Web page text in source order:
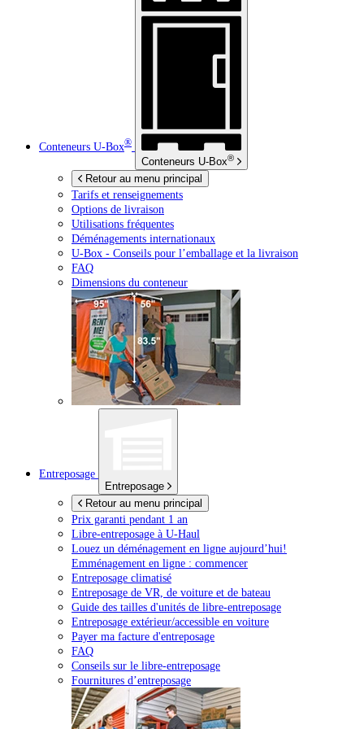
Conteneurs U-Box®
Conteneurs U-Box®
Retour au menu principal
Tarifs et renseignements
Options de livraison
Utilisations fréquentes
Déménagements internationaux
U-Box - Conseils pour l’emballage et la livraison
FAQ
Dimensions du conteneur
Entreposage
Entreposage
Retour au menu principal
Prix garanti pendant 1 an
Libre-entreposage à U-Haul
Louez un déménagement en ligne aujourd’hui!
Emménagement en ligne : commencer
Entreposage climatisé
Entreposage de VR, de voiture et de bateau
Guide des tailles d'unités de libre-entreposage
Entreposage extérieur/accessible en voiture
Payer ma facture d'entreposage
FAQ
Conseils sur le libre-entreposage
Fournitures d’entreposage